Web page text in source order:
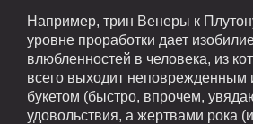
Например, трин Венеры к
уровне проработки дает
влюбленностей в человека, из
всего выходит неповрежденным
букетом (быстро, впрочем,
удовольствия, а жертвами рока